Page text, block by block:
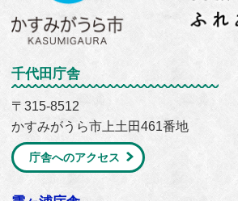
千代田庁舎
〒315-8512
かすみがうら市上土田461番地
庁舎へのアクセス